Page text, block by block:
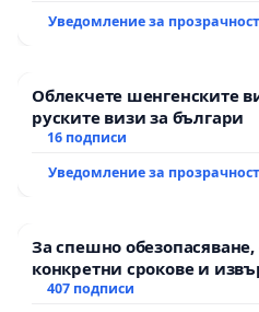
Уведомление за прозрачност
Облекчете шенгенските
руските визи за българи
16 подписи
Уведомление за прозрачност
За спешно
конкретни срокове и
рехабилитация на
407 подписи